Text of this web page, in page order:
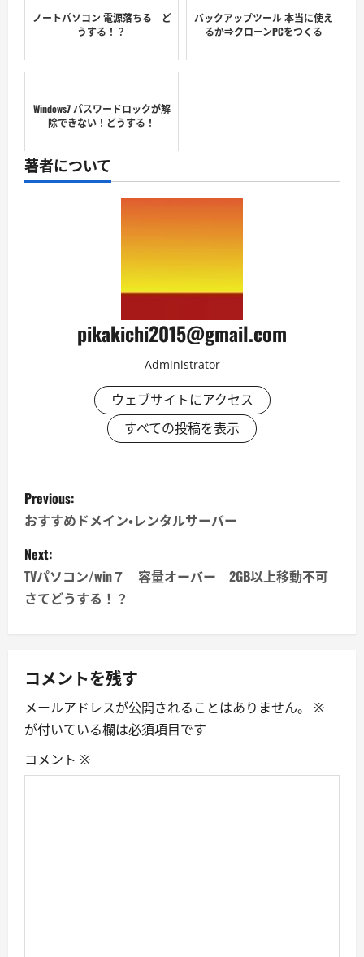
ノートパソコン 電源落ちる ど
うする！？
バックアップツール 本当に使え
るか⇒クローンPCをつくる
Windows7 パスワードロックが解
除できない！どうする！
著者について
pikakichi2015@gmail.com
Administrator
ウェブサイトにアクセス
すべての投稿を表示
P
o
s
t
n
v
i
g
Previous:
おすすめドメイン・レンタルサーバー
Next:
TVパソコン/win７ 容量オーバー 2GB以上移動不可
さてどうする！？
コメントを残す
メールアドレスが公開されることはありません。
※
が付いている欄は必須項目です
コメント ※